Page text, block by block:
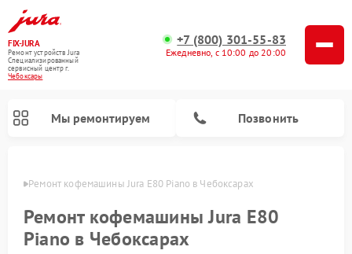
FIX-JURA
Ремонт устройств Jura
Специализированный
cервисный центр г.
Чебоксары
+7 (800) 301-55-83
Ежедневно, с 10:00 до 20:00
Мы ремонтируем Позвонить
Ремонт кофемашины Jura E80 Piano в Чебоксарах
Ремонт кофемашины Jura E80
Piano в Чебоксарах